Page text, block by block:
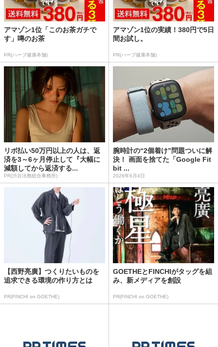
アマゾン1位「このお茶ガチで
す」噂のお茶
PR(ハーブ健康本舗)
アマゾン1位の実績！380円で5日
間お試し。
PR(ハーブ健康本舗)
リボ払い50万円以上の人は、返
済を3～6ヶ月停止して『大幅に
減額してから返済する...
PR(渋谷法務総合事務所)
腕時計の“2個着け”問題ついに解
決！ 画面を捨てた「Google Fit
bit ...
2026年6月4日
【西野亮廣】つくりたいものを
追求できる環境の作り方とは
PR(FINCHI on GOETHE)
GOETHEとFINCHIがタッグを組
み、新メディアを創設
PR(FINCHI on GOETHE)